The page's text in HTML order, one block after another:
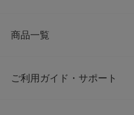
商品一覧
ご利用ガイド・サポート